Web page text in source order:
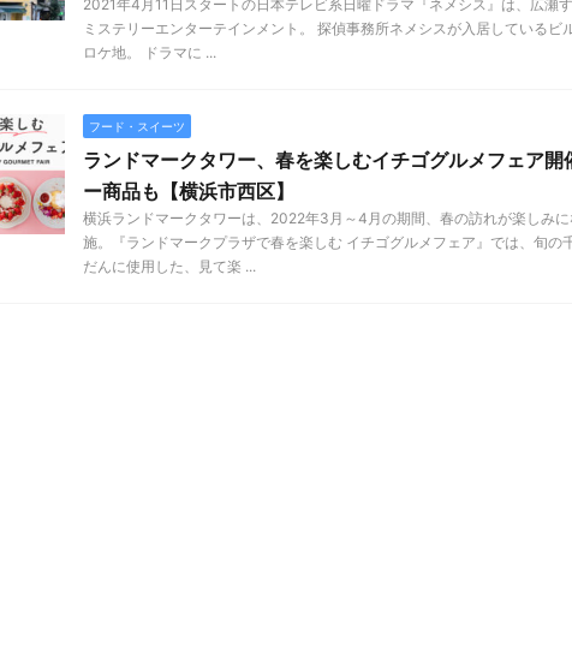
2021年4月11日スタートの日本テレビ系日曜ドラマ『ネメシス』は、広瀬
ミステリーエンターテインメント。 探偵事務所ネメシスが入居しているビ
ロケ地。 ドラマに ...
フード・スイーツ
ランドマークタワー、春を楽しむイチゴグルメフェア開
ー商品も【横浜市西区】
横浜ランドマークタワーは、2022年3月～4月の期間、春の訪れが楽しみ
施。『ランドマークプラザで春を楽しむ イチゴグルメフェア』では、旬の
だんに使用した、見て楽 ...